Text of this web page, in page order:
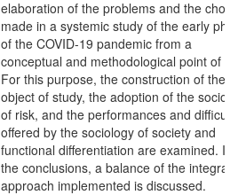
elaboration of the problems and the
made in a systemic study of the early
of the COVID-19 pandemic from a
conceptual and methodological point of
For this purpose, the construction of the
object of study, the adoption of the
of risk, and the performances and
offered by the sociology of society and
functional differentiation are examined. In
the conclusions, a balance of the
approach implemented is discussed.